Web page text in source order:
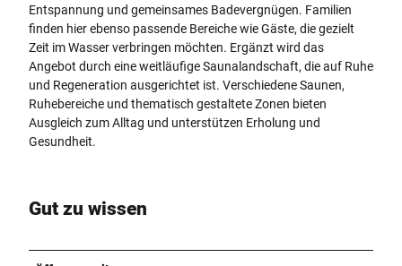
© Bielefelder Bäder, Michael Adamski
Entspannung und gemeinsames Badevergnügen. Familien
finden hier ebenso passende Bereiche wie Gäste, die gezielt
Zeit im Wasser verbringen möchten. Ergänzt wird das
Angebot durch eine weitläufige Saunalandschaft, die auf Ruhe
und Regeneration ausgerichtet ist. Verschiedene Saunen,
Ruhebereiche und thematisch gestaltete Zonen bieten
Ausgleich zum Alltag und unterstützen Erholung und
Gesundheit.
Gut zu wissen